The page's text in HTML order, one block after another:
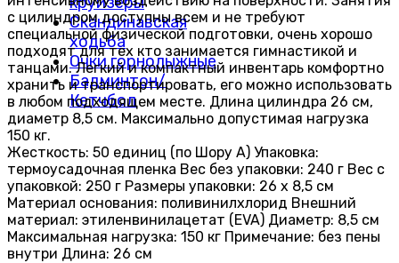
Скандинавская
ходьба
Очки горнолыжные
Бадминтон/
Кетчбол
с цилиндром доступны всем и не требуют
специальной физической подготовки, очень хорошо
подходят для тех кто занимается гимнастикой и
танцами. Легкий и компактный инвентарь комфортно
хранить и транспортировать, его можно использовать
в любом подходящем месте. Длина цилиндра 26 см,
диаметр 8,5 см. Максимально допустимая нагрузка
150 кг.
Жесткость: 50 единиц (по Шору А) Упаковка:
термоусадочная пленка Вес без упаковки: 240 г Вес с
упаковкой: 250 г Размеры упаковки: 26 х 8,5 см
Материал основания: поливинилхлорид Внешний
материал: этиленвинилацетат (EVA) Диаметр: 8,5 см
Максимальная нагрузка: 150 кг Примечание: без пены
внутри Длина: 26 см